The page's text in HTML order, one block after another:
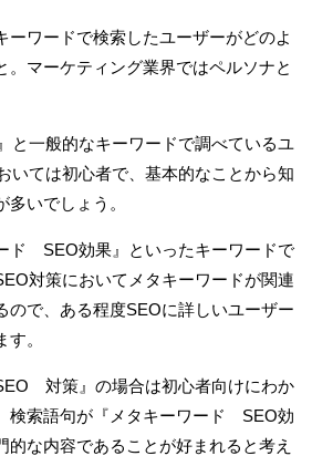
ーワードで検索したユーザーがどのよ
。マーケティング業界ではペルソナと
一般的なキーワードで調べているユ
いては初心者で、基本的なことから知
多いでしょう。
ド SEO効果』といったキーワードで
対策においてメタキーワードが関連
ので、ある程度SEOに詳しいユーザー
す。
対策』の場合は初心者向けにわか
検索語句が『メタキーワード SEO効
的な内容であることが好まれると考え